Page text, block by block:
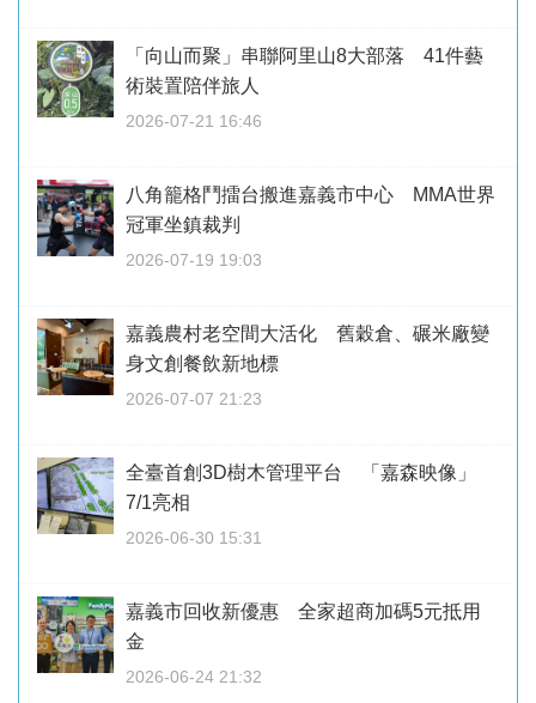
「向山而聚」串聯阿里山8大部落 41件藝
術裝置陪伴旅人
2026-07-21 16:46
八角籠格鬥擂台搬進嘉義市中心 MMA世界
冠軍坐鎮裁判
2026-07-19 19:03
嘉義農村老空間大活化 舊穀倉、碾米廠變
身文創餐飲新地標
2026-07-07 21:23
全臺首創3D樹木管理平台 「嘉森映像」
7/1亮相
2026-06-30 15:31
嘉義市回收新優惠 全家超商加碼5元抵用
金
2026-06-24 21:32